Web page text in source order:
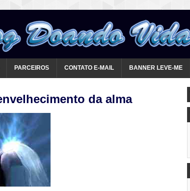
PARCEIROS CONTATO E-MAIL BANNER LEVE-ME
da alma